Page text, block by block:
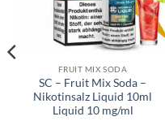
FRUIT MIX SODA
SC – Fruit Mix Soda –
Nikotinsalz Liquid 10ml
Liquid 10 mg/ml